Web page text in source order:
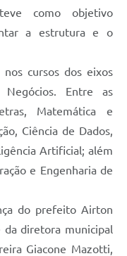
como objetivo
a estrutura e o
nos cursos dos eixos
Negócios. Entre as
Matemática e
Ciência de Dados,
Artificial; além
e Engenharia de
do prefeito Airton
da diretora municipal
Giacone Mazotti,